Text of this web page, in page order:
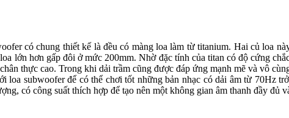
có chung thiết kế là đều có màng loa làm từ titanium. Hai củ loa
lớn hơn gấp đôi ở mức 200mm. Nhờ đặc tính của titan có độ cứng
thực cao. Trong khi dải trầm cũng được đáp ứng mạnh mẽ và vô
subwoofer để có thể chơi tốt những bản nhạc có dải âm từ 70Hz
có công suất thích hợp để tạo nên một không gian âm thanh đầy đủ